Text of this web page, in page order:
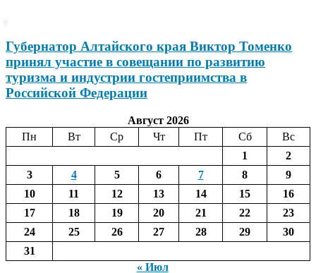
Губернатор Алтайского края Виктор Томенко
принял участие в совещании по развитию
туризма и индустрии гостеприимства в
Российской Федерации
Август 2026
Пн
Вт Ср Чт Пт Сб
Вс
1
2
3
4 5 6 7 8
9
10
11 12 13 14 15
16
17
18 19 20 21 22
23
24
25 26 27 28 29
30
31
« Июл